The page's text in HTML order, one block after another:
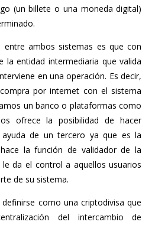
(un billete o una moneda digital)
entre ambos sistemas es que con
la entidad intermediaria que valida
en una operación. Es decir,
por internet con el sistema
un banco o plataformas como
ofrece la posibilidad de hacer
ayuda de un tercero ya que es la
la función de validador de la
da el control a aquellos usuarios
de su sistema.
como una criptodivisa que
del intercambio de